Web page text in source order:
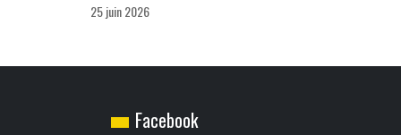
25 juin 2026
Facebook